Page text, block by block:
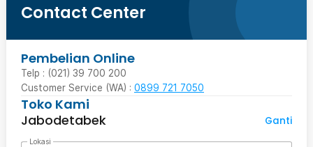
Contact Center
Pembelian Online
Telp : (021) 39 700 200
Customer Service (WA) : 0899 721 7050
Toko Kami
Jabodetabek
Ganti
Lokasi